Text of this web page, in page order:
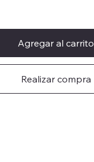
Agregar al carrito
Realizar compra